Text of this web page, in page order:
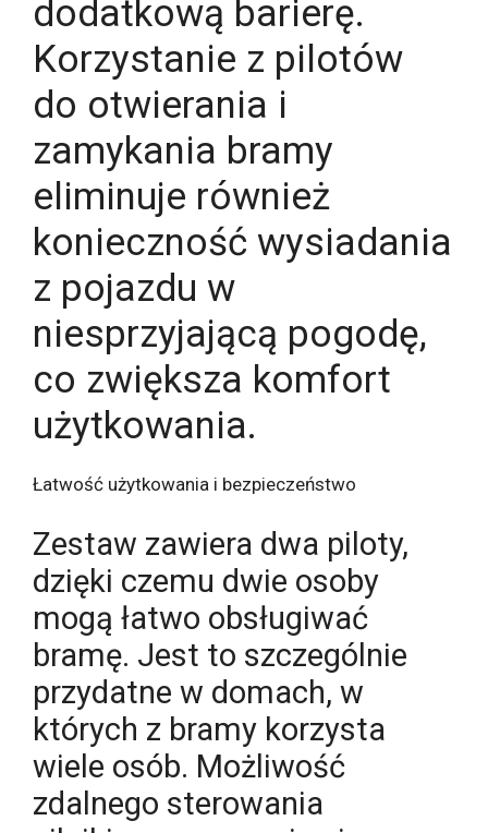
dodatkową barierę.
Korzystanie z pilotów
do otwierania i
zamykania bramy
eliminuje również
konieczność wysiadania
z pojazdu w
niesprzyjającą pogodę,
co zwiększa komfort
użytkowania.
Łatwość użytkowania i bezpieczeństwo
Zestaw zawiera dwa piloty,
dzięki czemu dwie osoby
mogą łatwo obsługiwać
bramę. Jest to szczególnie
przydatne w domach, w
których z bramy korzysta
wiele osób. Możliwość
zdalnego sterowania